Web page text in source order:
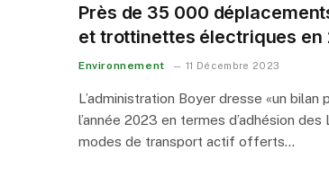
Près de 35 000
et trottinettes électriques en
Environnement 11 Décembre 2023
L’administration Boyer dresse «un bilan
l’année 2023 en termes d’adhésion des
modes de transport actif offerts…